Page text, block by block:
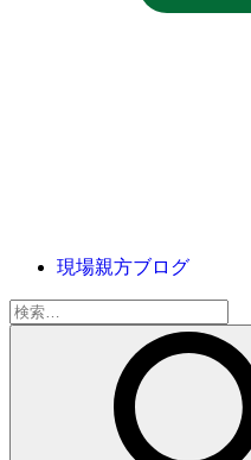
現場親方ブログ
検
索: